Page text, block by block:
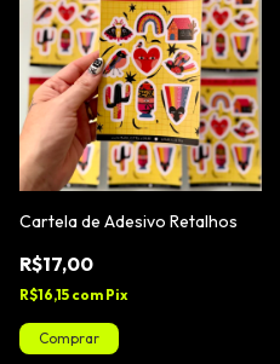
Cartela de Adesivo Retalhos
R$17,00
R$16,15 com Pix